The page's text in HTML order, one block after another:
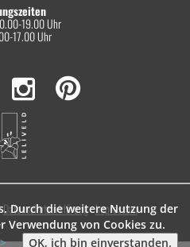
Durch die weitere Nutzung der
Verwendung von Cookies zu.
OK, ich bin einverstanden.
19.00 Uhr
17.00 Uhr
Datenschutzerklärung Impressum